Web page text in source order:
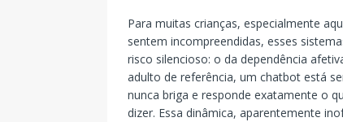
Para muitas crianças, especialmente
sentem incompreendidas, esses
risco silencioso: o da dependência
adulto de referência, um chatbot está
nunca briga e responde exatamente o
dizer. Essa dinâmica, aparentemente